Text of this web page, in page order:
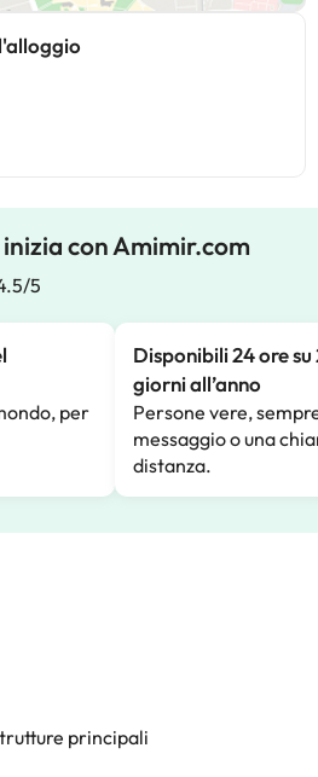
con Amimir.com
5
per
Disponibili 24 ore su
giorni all’anno
Persone vere,
messaggio o una
distanza.
principali